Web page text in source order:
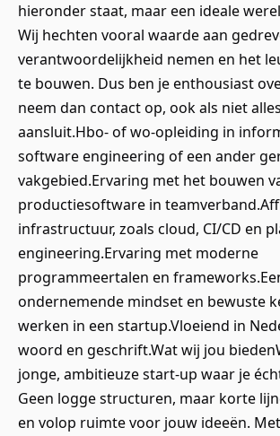
hieronder staat, maar een ideale
Wij hechten vooral waarde aan
verantwoordelijkheid nemen en het
te bouwen. Dus ben je enthousiast
neem dan contact op, ook als niet
aansluit.Hbo- of wo-opleiding in
software engineering of een ander
vakgebied.Ervaring met het bouwen
productiesoftware in
infrastructuur, zoals cloud, CI/CD en
engineering.Ervaring met moderne
programmeertalen en
ondernemende mindset en bewuste
werken in een startup.Vloeiend in
woord en geschrift.Wat wij jou
jonge, ambitieuze start-up waar je
Geen logge structuren, maar korte
en volop ruimte voor jouw ideeën.